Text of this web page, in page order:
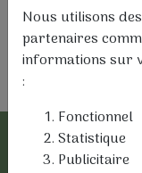
Nous utilisons
partenaires
informations sur
:
Fonctionnel
Statistique
Publicitaire